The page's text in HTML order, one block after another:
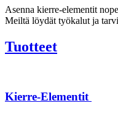
Asenna kierre-elementit
Meiltä löydät työkalut ja
Tuotteet
Kierre-Elementit